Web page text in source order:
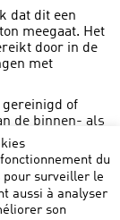
dat dit een
meegaat. Het
door in de
met
gereinigd of
de binnen- als
du
pour surveiller le
aussi à analyser
son